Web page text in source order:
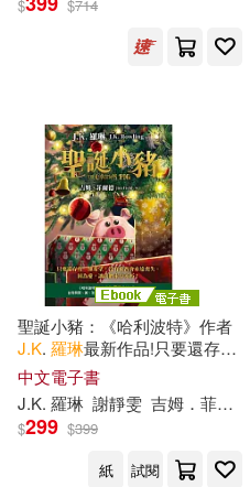
$ $714
聖誕小豬：《哈利波特》作者
J.K. 羅琳最新作品!只要還存有
一絲希望，沒有東西會永遠喪
失。因為愛，讓我們永存不朽!
(電子書)
中文電子書
J.K. 羅琳 謝靜雯 吉姆．菲爾德
$299 $399
紙
試閱